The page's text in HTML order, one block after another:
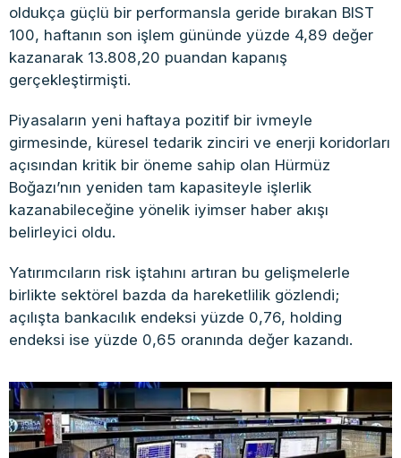
oldukça güçlü bir performansla geride bırakan BIST
100, haftanın son işlem gününde yüzde 4,89 değer
kazanarak 13.808,20 puandan kapanış
gerçekleştirmişti.
Piyasaların yeni haftaya pozitif bir ivmeyle
girmesinde, küresel tedarik zinciri ve enerji koridorları
açısından kritik bir öneme sahip olan Hürmüz
Boğazı’nın yeniden tam kapasiteyle işlerlik
kazanabileceğine yönelik iyimser haber akışı
belirleyici oldu.
Yatırımcıların risk iştahını artıran bu gelişmelerle
birlikte sektörel bazda da hareketlilik gözlendi;
açılışta bankacılık endeksi yüzde 0,76, holding
endeksi ise yüzde 0,65 oranında değer kazandı.